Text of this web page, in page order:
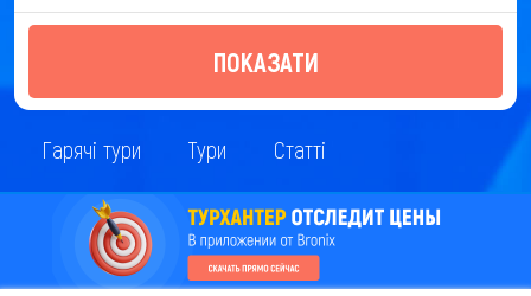
ПОКАЗАТИ
Гарячі тури Тури Статті